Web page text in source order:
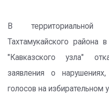
В территориальной
Тахтамукайского района
"Кавказского узла"
заявления о
голосов на избирательном